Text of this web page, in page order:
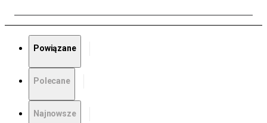
Powiązane
Polecane
Najnowsze